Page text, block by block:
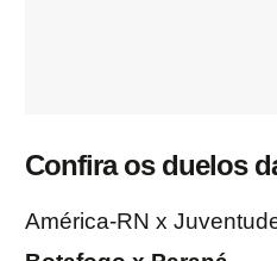
Confira os duelos
América-RN x